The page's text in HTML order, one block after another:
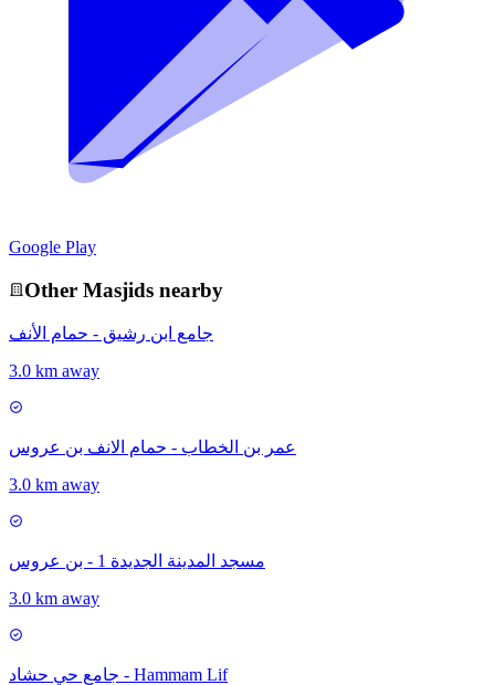
Google Play
Other Masjids nearby
جامع ابن رشيق - حمام الأنف
3.0 km away
عمر بن الخطاب - حمام الانف بن عروس
3.0 km away
مسجد المدينة الجديدة 1 - بن عروس
3.0 km away
جامع حي حشاد - Hammam Lif